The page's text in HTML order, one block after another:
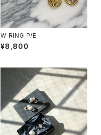
W RING P/E
¥8,800